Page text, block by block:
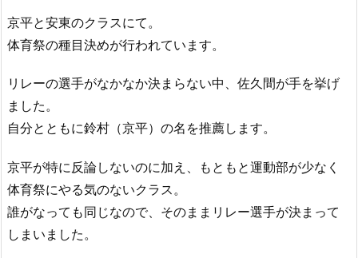
京平と安東のクラスにて。
体育祭の種目決めが行われています。
リレーの選手がなかなか決まらない中、佐久間が手を挙げ
ました。
自分とともに鈴村（京平）の名を推薦します。
京平が特に反論しないのに加え、もともと運動部が少なく
体育祭にやる気のないクラス。
誰がなっても同じなので、そのままリレー選手が決まって
しまいました。